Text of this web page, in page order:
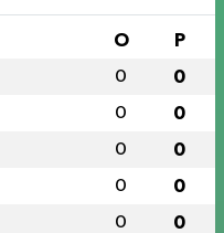
O P
0 0
0 0
0 0
0 0
0 0